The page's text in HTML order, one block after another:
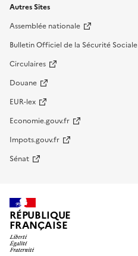
Autres Sites
Assemblée nationale
Bulletin Officiel de la Sécurité Sociale
Circulaires
Douane
EUR-lex
Economie.gouv.fr
Impots.gouv.fr
Sénat
RÉPUBLIQUE
FRANÇAISE